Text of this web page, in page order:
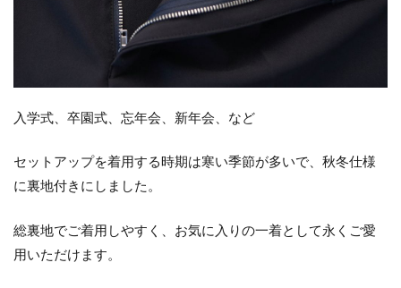
入学式、卒園式、忘年会、新年会、など
セットアップを着用する時期は寒い季節が多いで、秋冬仕様
に裏地付きにしました。
総裏地でご着用しやすく、お気に入りの一着として永くご愛
用いただけます。